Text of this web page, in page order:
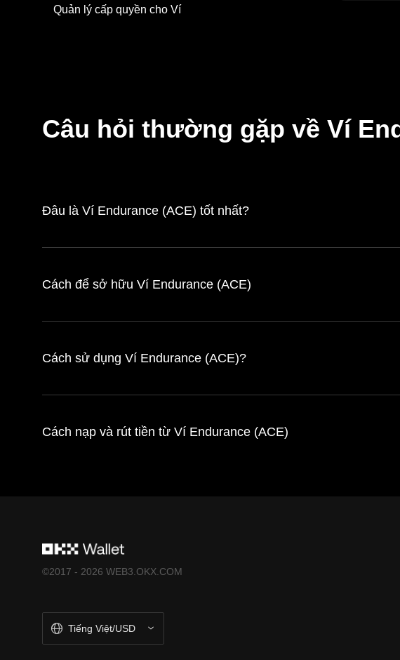
Quản lý cấp quyền cho Ví
Câu hỏi thường gặp về Ví
Đâu là Ví Endurance (ACE) tốt nhất?
Cách để sở hữu Ví Endurance (ACE)
Cách sử dụng Ví Endurance (ACE)?
Cách nạp và rút tiền từ Ví Endurance (ACE)
©2017 - 2026 WEB3.OKX.COM
Tiếng Việt/USD